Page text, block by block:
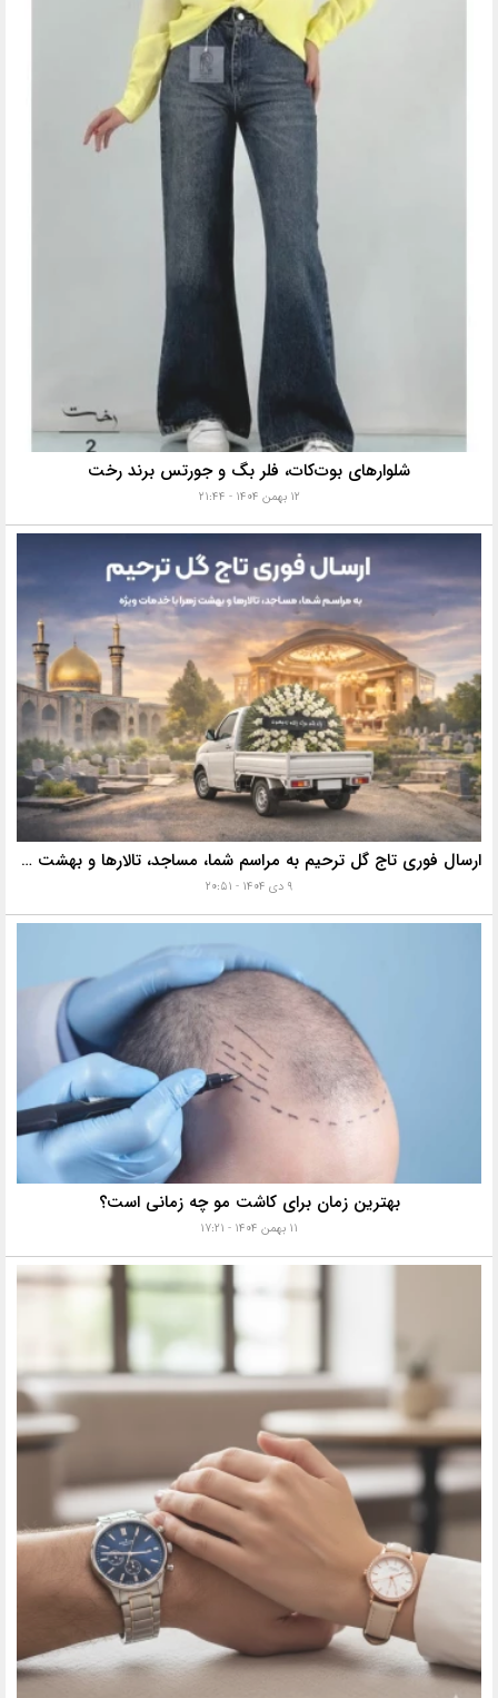
شلوارهای بوت‌کات، فلر بگ و جورتس برند رخت
۱۲ بهمن ۱۴۰۴ - ۲۱:۴۴
ارسال فوری تاج گل ترحیم به مراسم شما، مساجد، تالارها و بهشت زهرا با خدمات ویژه
۹ دی ۱۴۰۴ - ۲۰:۵۱
بهترین زمان برای کاشت مو چه زمانی است؟
۱۱ بهمن ۱۴۰۴ - ۱۷:۲۱